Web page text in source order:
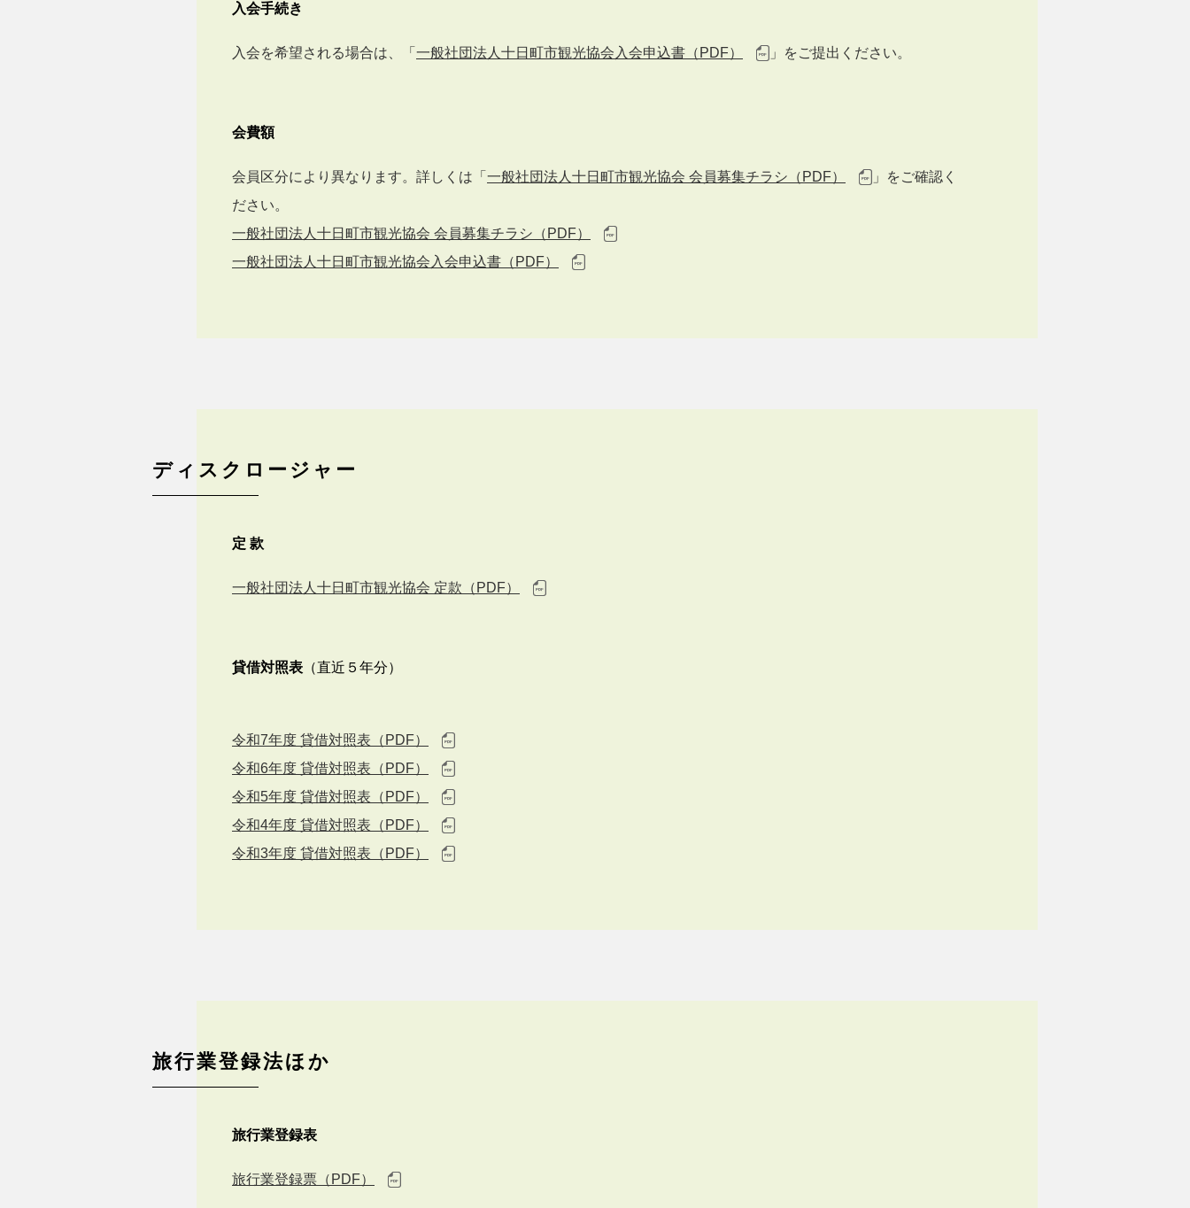
入会手続き
入会を希望される場合は、「 一般社団法人十日町市観光協会入会申込書（PDF） 」をご提出ください。
会費額
会員区分により異なります。詳しくは「 一般社団法人十日町市観光協会 会員募集チラシ（PDF）
」をご確認く
ださい。
一般社団法人十日町市観光協会 会員募集チラシ（PDF）
一般社団法人十日町市観光協会入会申込書（PDF）
ディスクロージャー
定 款
一般社団法人十日町市観光協会 定款（PDF）
貸借対照表 （直近５年分）
令和7年度 貸借対照表（PDF）
令和6年度 貸借対照表（PDF）
令和5年度 貸借対照表（PDF）
令和4年度 貸借対照表（PDF）
令和3年度 貸借対照表（PDF）
旅行業登録法ほか
旅行業登録表
旅行業登録票（PDF）